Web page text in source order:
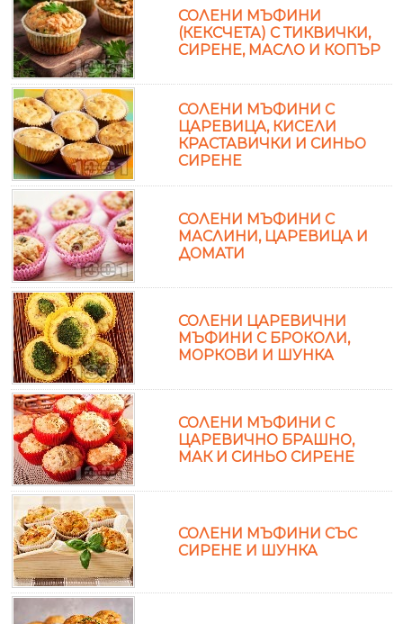
СОЛЕНИ МЪФИНИ
(КЕКСЧЕТА) С ТИКВИЧКИ,
СИРЕНЕ, МАСЛО И КОПЪР
СОЛЕНИ МЪФИНИ С
ЦАРЕВИЦА, КИСЕЛИ
КРАСТАВИЧКИ И СИНЬО
СИРЕНЕ
СОЛЕНИ МЪФИНИ С
МАСЛИНИ, ЦАРЕВИЦА И
ДОМАТИ
СОЛЕНИ ЦАРЕВИЧНИ
МЪФИНИ С БРОКОЛИ,
МОРКОВИ И ШУНКА
СОЛЕНИ МЪФИНИ С
ЦАРЕВИЧНО БРАШНО,
МАК И СИНЬО СИРЕНЕ
СОЛЕНИ МЪФИНИ СЪС
СИРЕНЕ И ШУНКА